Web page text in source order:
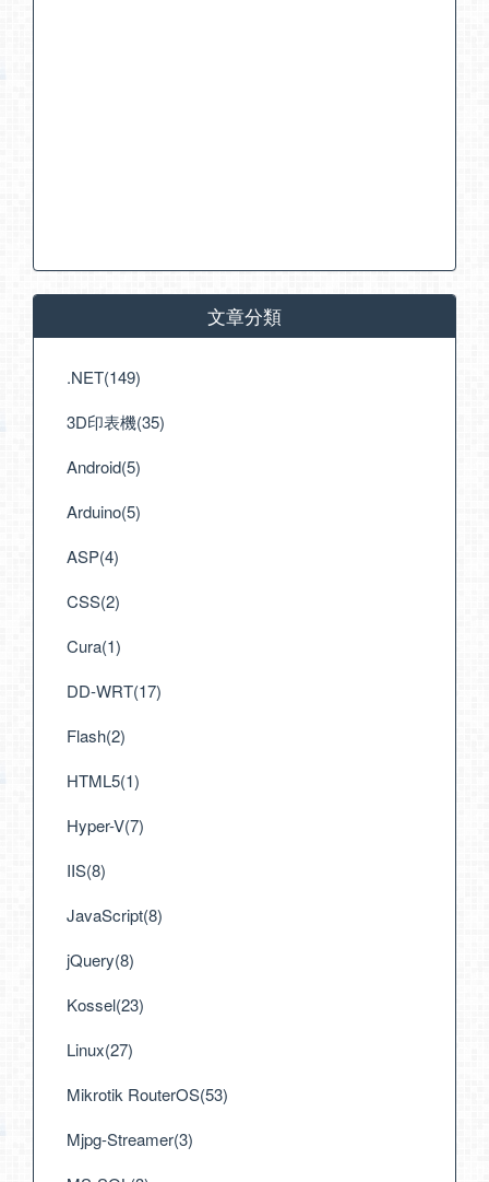
文章分類
.NET(149)
3D印表機(35)
Android(5)
Arduino(5)
ASP(4)
CSS(2)
Cura(1)
DD-WRT(17)
Flash(2)
HTML5(1)
Hyper-V(7)
IIS(8)
JavaScript(8)
jQuery(8)
Kossel(23)
Linux(27)
Mikrotik RouterOS(53)
Mjpg-Streamer(3)